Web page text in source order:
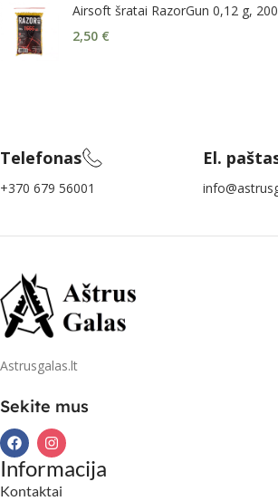
Airsoft šratai RazorGun 0,12 g,
2,50 €
Telefonas
+370 679 56001
El.
Astrusgalas.lt
Sekite mus
Informacija
Kontaktai